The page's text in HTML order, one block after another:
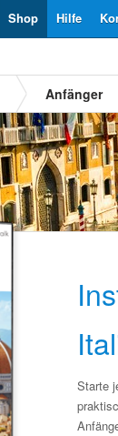
Hilfe
Shop
Anfänger
Starte